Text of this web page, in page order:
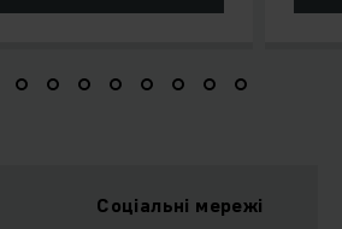
Соціальні мережі